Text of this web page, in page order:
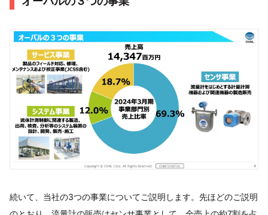
続いて、当社の3つの事業についてご説明します。先ほどのご説明